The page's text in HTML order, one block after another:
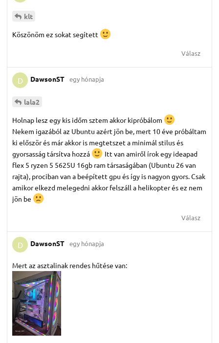
klt
Köszönöm ez sokat segített
Válasz
D DawsonST egy hónapja
lala2
Holnap lesz egy kis időm sztem akkor kipróbálom
Nekem igazából az Ubuntu azért jön be, mert 10 éve próbáltam
ki először és már akkor is megtetszet a minimál stilus és
gyorsasság társítva hozzá
Itt van amiről írok egy ideapad
flex 5 ryzen 5 5625U 16gb ram társaságában (Ubuntu 26 van
rajta), prociban van a beépített gpu és így is nagyon gyors. Csak
amikor elkezd melegedni akkor felszáll a helikopter és ez nem
jön be
Válasz
D DawsonST egy hónapja
Mert az asztalinak rendes hűtése van: